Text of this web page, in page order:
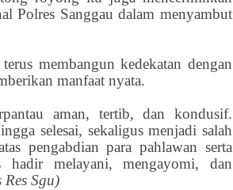
Polres Sanggau dalam menyambut
membangun kedekatan dengan
manfaat nyata.
aman, tertib, dan kondusif.
selesai, sekaligus menjadi salah
pengabdian para pahlawan serta
melayani, mengayomi, dan
Sgu)